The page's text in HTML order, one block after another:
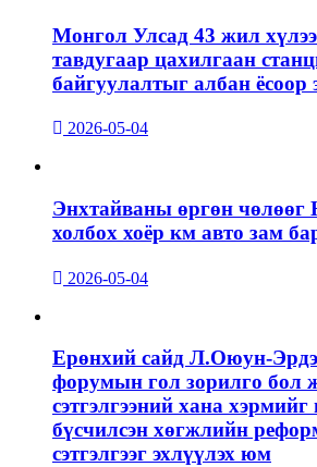
Монгол Улсад 43 жил
тавдугаар цахилгаан
байгуулалтыг албан ёсоор
2026-05-04
Энхтайваны өргөн чөлөөг
холбох хоёр км авто зам
2026-05-04
Ерөнхий сайд Л.Оюун-
форумын гол зорилго бол
сэтгэлгээний хана
бүсчилсэн хөгжлийн
сэтгэлгээг эхлүүлэх юм